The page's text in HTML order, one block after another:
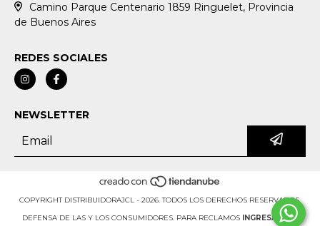
Camino Parque Centenario 1859 Ringuelet, Provincia
de Buenos Aires
REDES SOCIALES
NEWSLETTER
COPYRIGHT DISTRIBUIDORAJCL - 2026. TODOS LOS DERECHOS RESERVADOS.
DEFENSA DE LAS Y LOS CONSUMIDORES. PARA RECLAMOS
INGRESÁ ACÁ.